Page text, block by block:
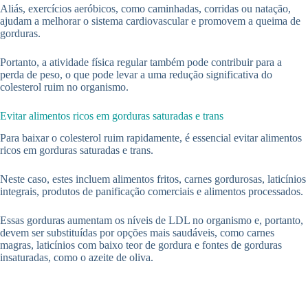
Aliás, exercícios aeróbicos, como caminhadas, corridas ou natação,
ajudam a melhorar o sistema cardiovascular e promovem a queima de
gorduras.
Portanto, a atividade física regular também pode contribuir para a
perda de peso, o que pode levar a uma redução significativa do
colesterol ruim no organismo.
Evitar alimentos ricos em gorduras saturadas e trans
Para baixar o colesterol ruim rapidamente, é essencial evitar alimentos
ricos em gorduras saturadas e trans.
Neste caso, estes incluem alimentos fritos, carnes gordurosas, laticínios
integrais, produtos de panificação comerciais e alimentos processados.
Essas gorduras aumentam os níveis de LDL no organismo e, portanto,
devem ser substituídas por opções mais saudáveis, como carnes
magras, laticínios com baixo teor de gordura e fontes de gorduras
insaturadas, como o azeite de oliva.